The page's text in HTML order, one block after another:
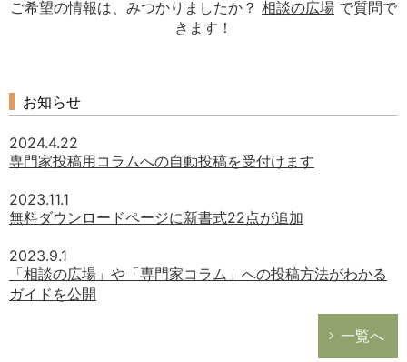
ご希望の情報は、みつかりましたか？ 相談の広場 で質問で
きます！
お知らせ
2024.4.22
専門家投稿用コラムへの自動投稿を受付けます
2023.11.1
無料ダウンロードページに新書式22点が追加
2023.9.1
「相談の広場」や「専門家コラム」への投稿方法がわかる
ガイドを公開
一覧へ